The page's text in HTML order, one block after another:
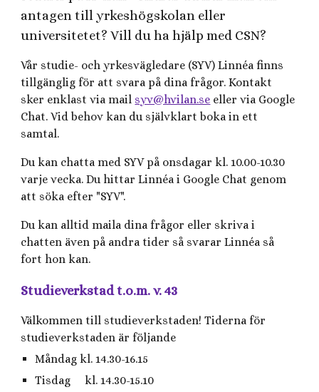
antagen till yrkeshögskolan eller
universitetet? Vill du ha hjälp med CSN?
Vår studie- och yrkesvägledare (SYV) Linnéa finns
tillgänglig för att svara på dina frågor. Kontakt
sker enklast via mail syv@hvilan.se eller via Google
Chat. Vid behov kan du självklart boka in ett
samtal.
Du kan chatta med SYV på onsdagar kl. 10.00-10.30
varje vecka. Du hittar Linnéa i Google Chat genom
att söka efter "SYV".
Du kan alltid maila dina frågor eller skriva i
chatten även på andra tider så svarar Linnéa så
fort hon kan.
Studieverkstad t.o.m. v. 43
Välkommen till studieverkstaden! Tiderna för
studieverkstaden är följande
Måndag kl. 14.30-16.15
Tisdag kl. 14.30-15.10